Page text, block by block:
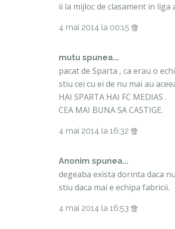
ii la mijloc de clasament in
4 mai 2014 la 00:15
mutu spunea...
pacat de Sparta , ca erau o
stiu cei cu ei de nu mai au
HAI SPARTA HAI FC MEDIAS .
CEA MAI BUNA SA CASTIGE.
4 mai 2014 la 16:32
Anonim spunea...
degeaba exista dorinta daca
stiu daca mai e echipa fabricii.
4 mai 2014 la 16:53